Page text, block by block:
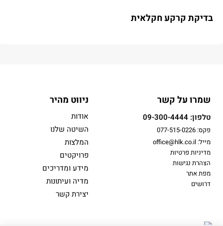
בדיקת קרקע חקלאית
שמרו על קשר
טלפון: 09-300-4444
פקס: 077-515-0226
מייל: office@hlk.co.il
מדיניות פרטיות
הצהרת נגישות
מפת אתר
דרושים
ניווט מהיר
אודות
השיטה שלנו
המלצות
פרויקטים
מידע ומדריכים
מדיה ועיתונות
יצירת קשר